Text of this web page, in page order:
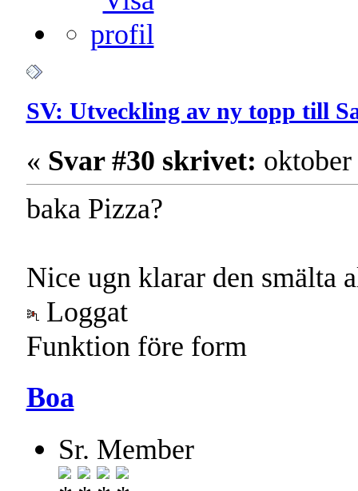
SV: Utveckling av ny topp till
« Svar #30 skrivet:
baka Pizza?
Nice ugn klarar den smälta
Loggat
Funktion före form
Boa
Sr. Member